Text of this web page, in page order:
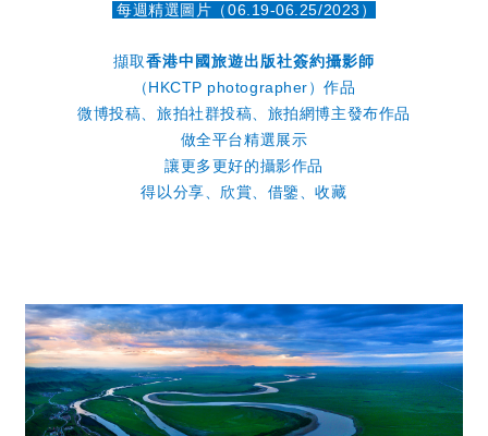
每週精選圖片（06.19-06.25/2023）
擷取香港中國旅遊出版社簽約攝影師
（HKCTP photographer）作品
微博投稿、旅拍社群投稿、旅拍網博主發布作品
做全平台精選展示
讓更多更好的攝影作品
得以分享、欣賞、借鑒、收藏